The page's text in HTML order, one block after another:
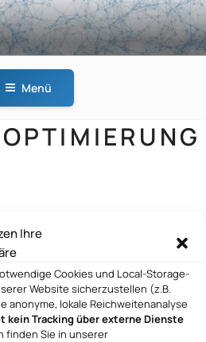
Ihre
Cookies und Local-Storage-
Website sicherzustellen (z.B.
anonyme, lokale Reichweitenanalyse
kein Tracking über externe Dienste
finden Sie in unserer
Menü